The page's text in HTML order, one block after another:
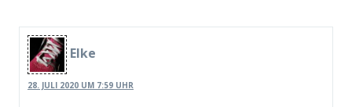
Elke
28. JULI 2020 UM 7:59 UHR